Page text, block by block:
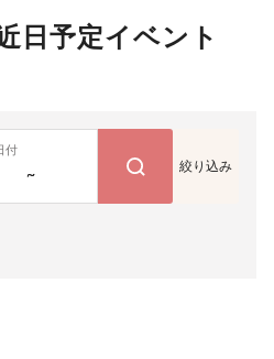
日予定イベント
付
~ 絞り込み